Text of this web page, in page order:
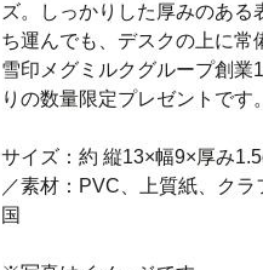
ズ。しっかりした厚みのあ
ち運んでも、デスクの上に常
雪印メグミルクグループ創業
りの数量限定プレゼントです。
サイズ：約 縦13×幅9×厚み
／素材：PVC、上質紙、ク
国